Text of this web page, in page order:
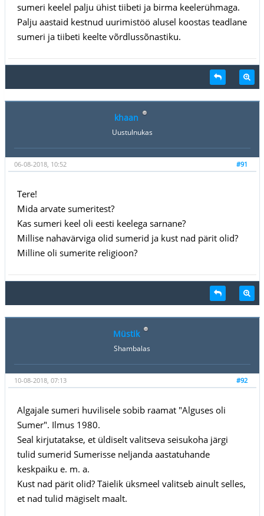
sumeri keelel palju ühist tiibeti ja birma keelerühmaga.
Palju aastaid kestnud uurimistöö alusel koostas teadlane
sumeri ja tiibeti keelte võrdlussõnastiku.
khaan
Uustulnukas
#91
06-08-2018, 10:52
Tere!
Mida arvate sumeritest?
Kas sumeri keel oli eesti keelega sarnane?
Millise nahavärviga olid sumerid ja kust nad pärit olid?
Milline oli sumerite religioon?
Müstik
Shambalas
#92
10-08-2018, 07:13
Algajale sumeri huvilisele sobib raamat "Alguses oli
Sumer". Ilmus 1980.
Seal kirjutatakse, et üldiselt valitseva seisukoha järgi
tulid sumerid Sumerisse neljanda aastatuhande
keskpaiku e. m. a.
Kust nad pärit olid? Täielik üksmeel valitseb ainult selles,
et nad tulid mägiselt maalt.